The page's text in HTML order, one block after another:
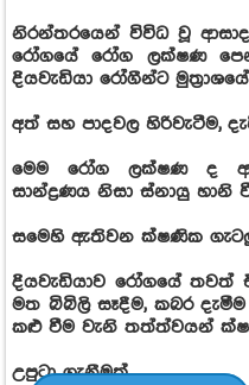
නිරන්තරයෙන් විවිධ වූ
රෝගයේ රෝග ලක්ෂණ
දියවැඩියා රෝගීන්ට
අත් සහ පාදවල හිරිවැටීම,
මෙම රෝග ලක්ෂණ ද
සාන්ද්‍රණය නිසා ස්නායු හානි
සමෙහි ඇතිවන ක්ෂණික
දියවැඩියාව රෝගයේ
මත බිබිලි සෑදීම, කබර
කළු වීම වැනි තත්ත්වයන්
උපුටා ගැනීමක්